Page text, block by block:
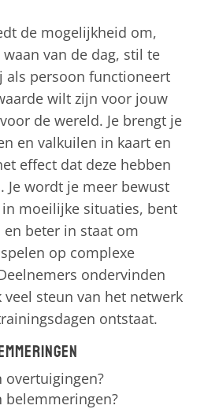
de mogelijkheid om,
van de dag, stil te
als persoon functioneert
wilt zijn voor jouw
de wereld. Je brengt je
en valkuilen in kaart en
effect dat deze hebben
Je wordt je meer bewust
moeilijke situaties, bent
beter in staat om
op complexe
ondervinden
veel steun van het netwerk
ontstaat.
belemmeringen?